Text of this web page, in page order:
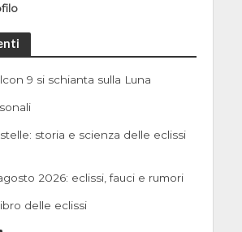
9 si schianta sulla Luna
storia e scienza delle eclissi
2026: eclissi, fauci e rumori
delle eclissi